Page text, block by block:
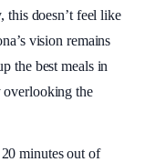
doesn’t feel like
vision remains
the best meals in
overlooking the
minutes out of